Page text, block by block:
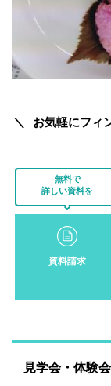
お気軽にフィ
無料で
詳しい資料を
資料請求
見学会・体験